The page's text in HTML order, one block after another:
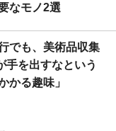
なモノ2選
でも、美術品収集
手を出すなという
かる趣味」